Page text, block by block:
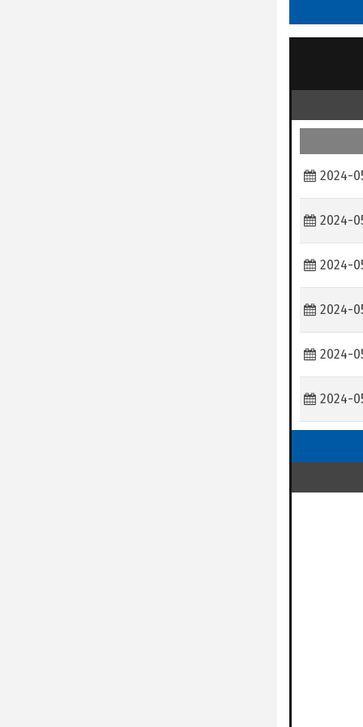
2024-
2024-
2024-
2024-
2024-
2024-